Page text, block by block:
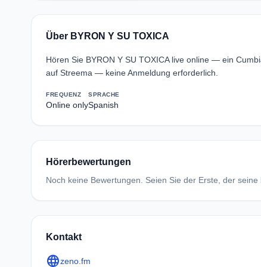
Über BYRON Y SU TOXICA
Hören Sie BYRON Y SU TOXICA live online — ein
auf Streema — keine Anmeldung erforderlich.
FREQUENZ
Online only
SPRACHE
Spanish
Hörerbewertungen
Noch keine Bewertungen. Seien Sie der Erste, der seine
Kontakt
languagezeno.fm